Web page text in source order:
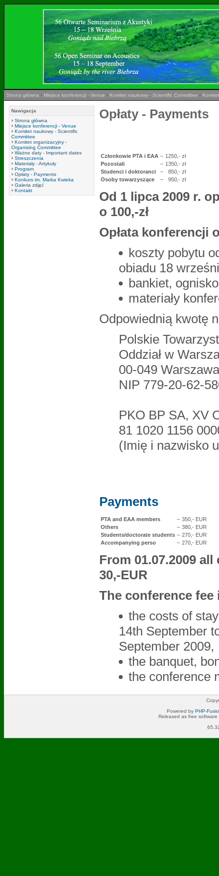
Strona główna · Miejsce konferencji - Venue · Komitet naukowy - Scientific Committee ·
Nawigacja
Strona główna
Miejsce konferencji - Venue
Komitet naukowy - Scientific
Committee
Komitet organizacyjny -
Organising Committee
Ważne daty - Important dates
Streszczenia
Materiały - Artykuły
Program
Opłaty - Payments
Konkurs im. Marka Kwieka
Galeria zdjęć
Kontakt
Opłaty - Payments
Członkowie PTA i EAA – 1250,- zł
Pozostali
– 1350,- zł
Studenci i doktoranci
–
850,- zł
Osoby towarzyszące
– 950,- zł
Od 1 lipca 2009 r.
o 100,-zł
Opłata konferencji
koszty pobytu
obiadu 18
bankiet,
materiały
Odpowiednią kwotę
Polskie
Oddział w
00-049
NIP 779-20-62-
PKO BP SA, XV
81 1020 1156
(Imię i nazwisko
Payments
PTA and EAA members – 350,- EUR
Others
– 380,- EUR
Students/doctorate students – 270,- EUR
Accompanying perso
– 270,- EUR
From 01.07.2009
30,-EUR
The conference
the costs of
14th September
September 2009,
the banquet,
the conference
Powered by PHP-
Released as free